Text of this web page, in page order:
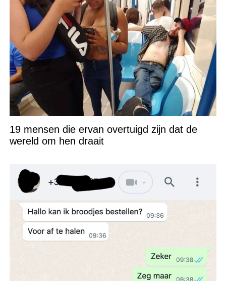
19 mensen die ervan overtuigd zijn dat de
wereld om hen draait